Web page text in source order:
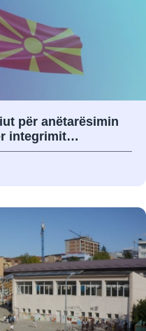
për anëtarësimin
integrimit…